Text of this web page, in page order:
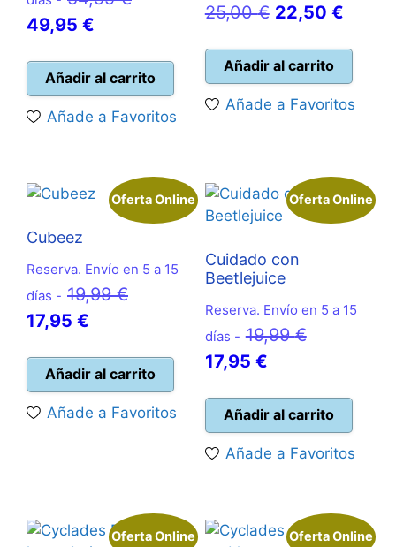
era:
54,99 €.
49,95 €
actual
es:
49,95 €.
Añadir al carrito
Añade a Favoritos
25,00€ El
original
era:
25,00 €.
22,50 €El
es:
22,50
Añadir al carrito
Añade a Favoritos
Oferta Online
Cubeez
Reserva. Envío en 5 a 15
días - 19,99€El
era:
19,99 €.
17,95 €
actual
es:
17,95 €.
Añadir al carrito
Añade a Favoritos
Oferta Online
Cuidado con
Beetlejuice
Reserva. Envío en 5 a 15
días - 19,99€El
era:
19,99 €.
17,95 €El
actual
es:
17,95 €.
Añadir al carrito
Añade a Favoritos
Oferta Online Oferta Online